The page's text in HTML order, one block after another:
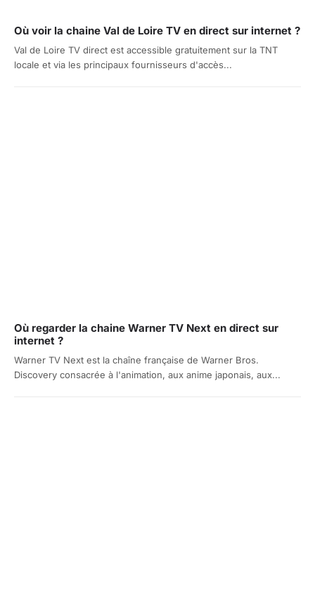
Où voir la chaine Val de Loire TV en direct sur internet ?
Val de Loire TV direct est accessible gratuitement sur la TNT
locale et via les principaux fournisseurs d'accès...
Où regarder la chaine Warner TV Next en direct sur
internet ?
Warner TV Next est la chaîne française de Warner Bros.
Discovery consacrée à l'animation, aux anime japonais, aux...